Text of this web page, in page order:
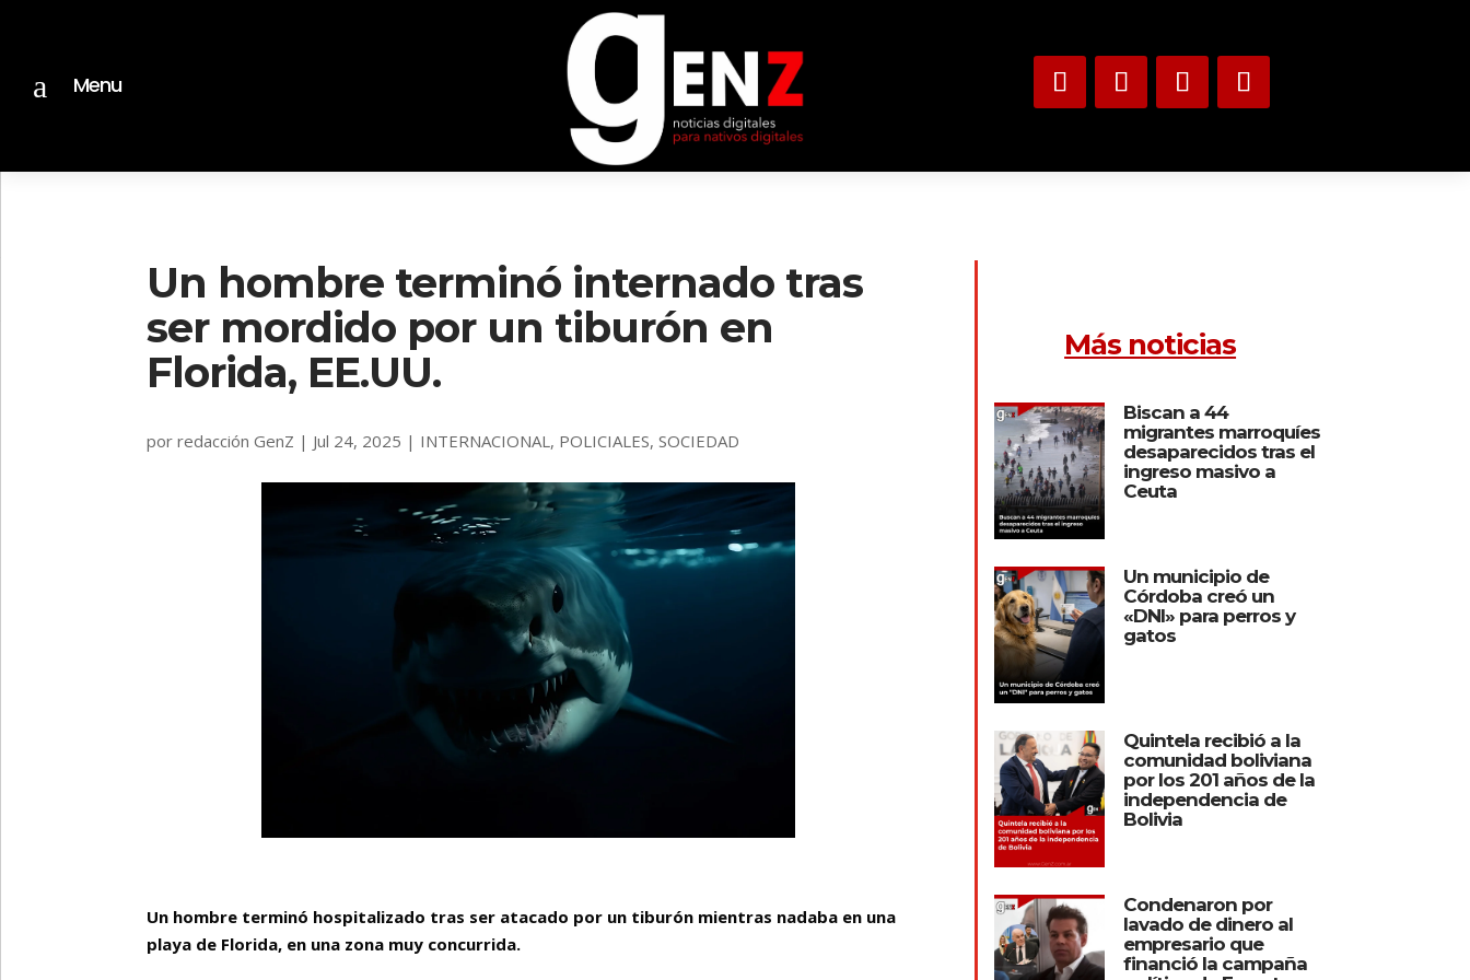
a Menu
Un hombre terminó internado tras
ser mordido por un tiburón en
Florida, EE.UU.
porredacción GenZ | Jul 24, 2025 | INTERNACIONAL , POLICIALES,SOCIEDAD
Un hombre terminó hospitalizado tras ser atacado por un tiburón mientras nadaba en una
playa de Florida, en una zona muy concurrida.
Más noticias
Biscan a 44
migrantes marroquíes
desaparecidos tras el
ingreso masivo a
Ceuta
Un municipio de
Córdoba creó un
«DNI» para perros y
gatos
Quintela recibió a la
comunidad boliviana
por los 201 años de la
independencia de
Bolivia
Condenaron por
lavado de dinero al
empresario que
financió la campaña